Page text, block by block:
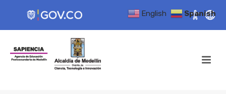
English Spanish